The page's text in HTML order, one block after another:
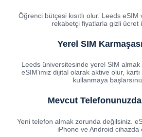
Öğrenci bütçesi kısıtlı olur. Leeds eSIM
rekabetçi fiyatlarla gizli ücret
Yerel SIM
Leeds üniversitesinde yerel SIM
eSIM'imiz dijital olarak aktive olur,
kullanmaya
Mevcut Telefonunuzda
Yeni telefon almak zorunda değilsiniz.
iPhone ve Android cihazda